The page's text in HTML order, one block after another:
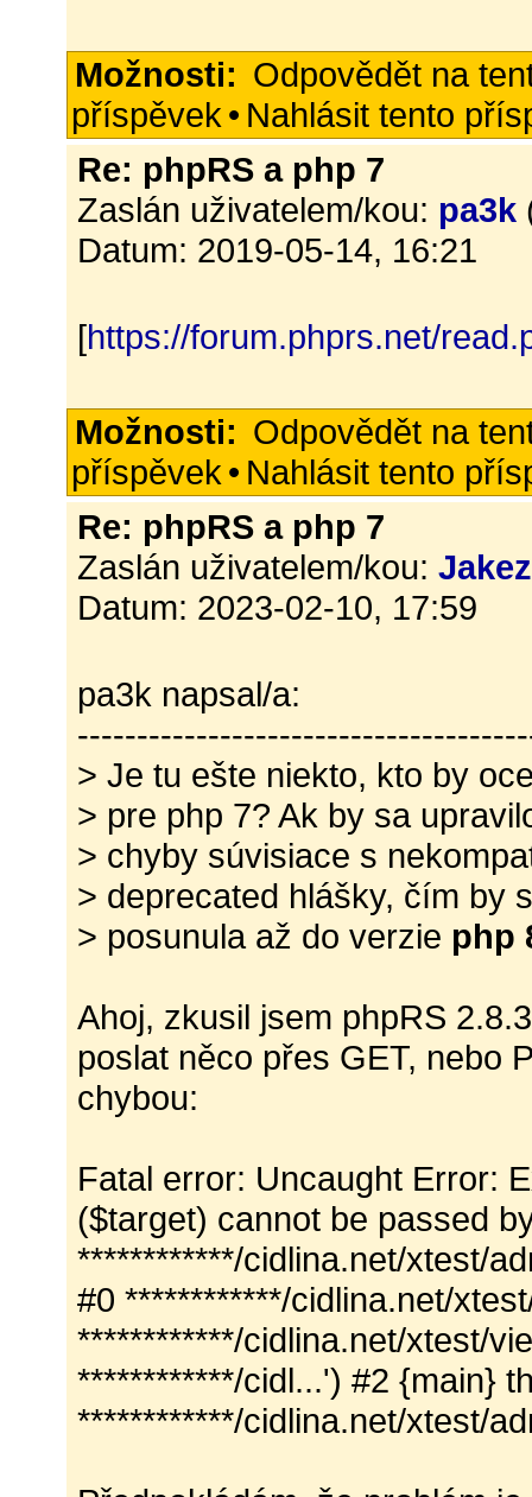
Možnosti: Odpovědět na
příspěvek • Nahlásit tento
Re: phpRS a php 7
Zaslán uživatelem/kou: pa3k
Datum: 2019-05-14, 16:21
[https://forum.phprs.net/
Možnosti: Odpovědět na
příspěvek • Nahlásit tento
Re: phpRS a php 7
Zaslán uživatelem/kou:Jakez
Datum: 2023-02-10, 17:59
pa3k napsal/a:
> Je tu ešte niekto, kto by
> pre php 7? Ak by sa
> chyby súvisiace s
> deprecated hlášky, čím by
> posunula až do verzie php
Ahoj, zkusil jsem phpRS
poslat něco přes GET, nebo
chybou:
Fatal error: Uncaught Error:
($target) cannot be passed
************/cidlina.net/xtest/
#0 ************/cidlina.net/
************/cidlina.net/xtest/
************/cidl...') #2 {main}
************/cidlina.net/xtest/